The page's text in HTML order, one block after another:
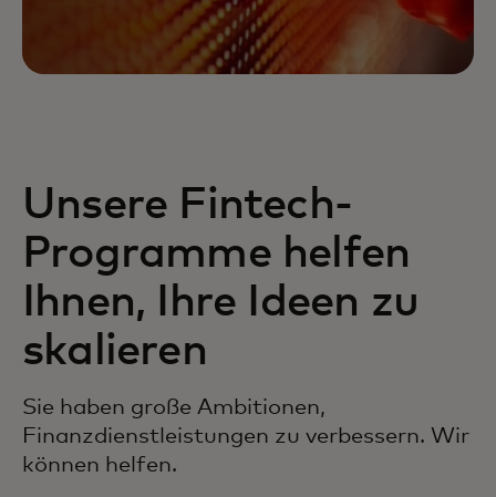
Unsere Fintech-
Programme helfen
Ihnen, Ihre Ideen zu
skalieren
Sie haben große Ambitionen,
Finanzdienstleistungen zu verbessern. Wir
können helfen.